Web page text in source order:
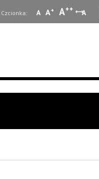
Czcionka: A A+ A++ A